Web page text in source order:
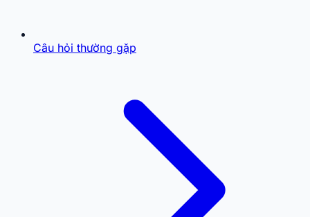
Câu hỏi thường gặp